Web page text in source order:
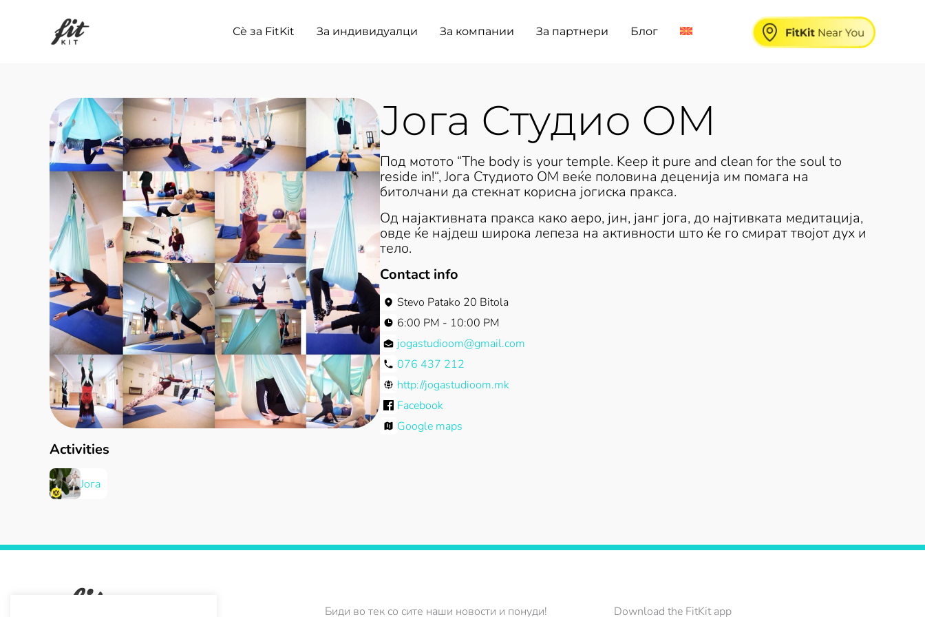
Сѐ за FitKit За индивидуалци За компании За партнери Блог
Activities
Јога
Јога Студио ОМ
Под мотото “The body is your temple. Keep it pure and clean for the soul to
reside in!“, Јога Студиото ОМ веќе половина деценија им помага на
битолчани да стекнат корисна јогиска пракса.
Од најактивната пракса како аеро, јин, јанг јога, до најтивката медитација,
овде ќе најдеш широка лепеза на активности што ќе го смират твојот дух и
тело.
Contact info
Stevo Patako 20 Bitola
6:00 PM - 10:00 PM
jogastudioom@gmail.com
076 437 212
http://jogastudioom.mk
Facebook
Google maps
Биди во тек со сите наши новости и понуди! Download the FitKit app